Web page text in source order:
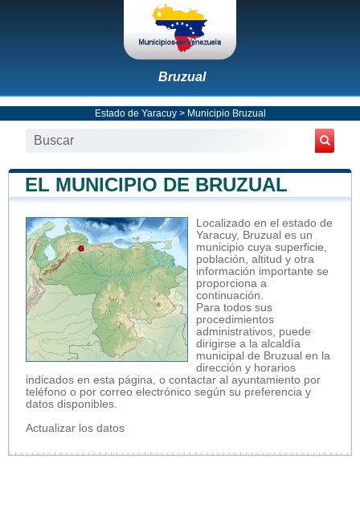
Bruzual
Estado de Yaracuy> Municipio Bruzual
EL MUNICIPIO DE BRUZUAL
Localizado en el estado de
Yaracuy, Bruzual es un
municipio cuya superficie,
población, altitud y otra
información importante se
proporciona a
continuación.
Para todos sus
procedimientos
administrativos, puede
dirigirse a la alcaldía
municipal de Bruzual en la
dirección y horarios
indicados en esta página, o contactar al ayuntamiento por
teléfono o por correo electrónico según su preferencia y
datos disponibles.
Actualizar los datos